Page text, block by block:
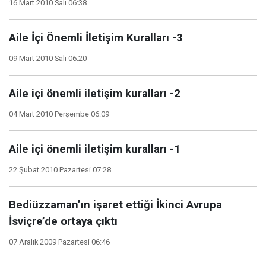
16 Mart 2010 Salı 06:38
Aile İçi Önemli İletişim Kuralları -3
09 Mart 2010 Salı 06:20
Aile içi önemli iletişim kuralları -2
04 Mart 2010 Perşembe 06:09
Aile içi önemli iletişim kuralları -1
22 Şubat 2010 Pazartesi 07:28
Bediüzzaman’ın işaret ettiği İkinci Avrupa
İsviçre’de ortaya çıktı
07 Aralık 2009 Pazartesi 06:46